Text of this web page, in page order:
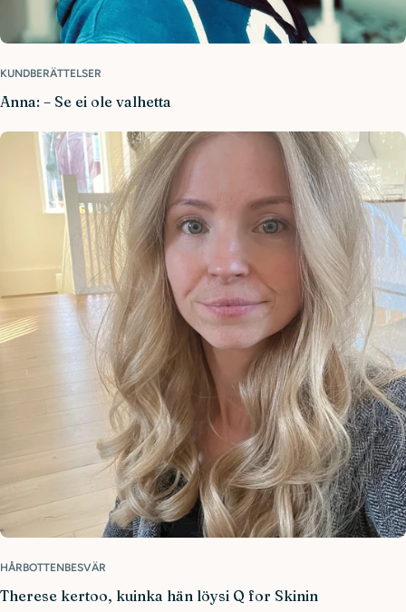
KUNDBERÄTTELSER
Anna: – Se ei ole valhetta
HÅRBOTTENBESVÄR
Therese kertoo, kuinka hän löysi Q for Skinin